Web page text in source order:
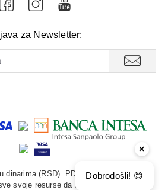
za Newsletter:
dinarima (RSD). PDV je uračunat u cenu.
svoje resurse da svi artikli u prodavnici
×
Dobrodošli! 😊